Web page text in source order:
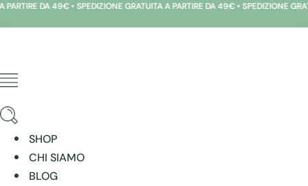
Vai
al
DA 49€ • SPEDIZIONE GRATUITA A PARTIRE DA 49€ • SPEDIZIONE
SHOP
CHI SIAMO
BLOG